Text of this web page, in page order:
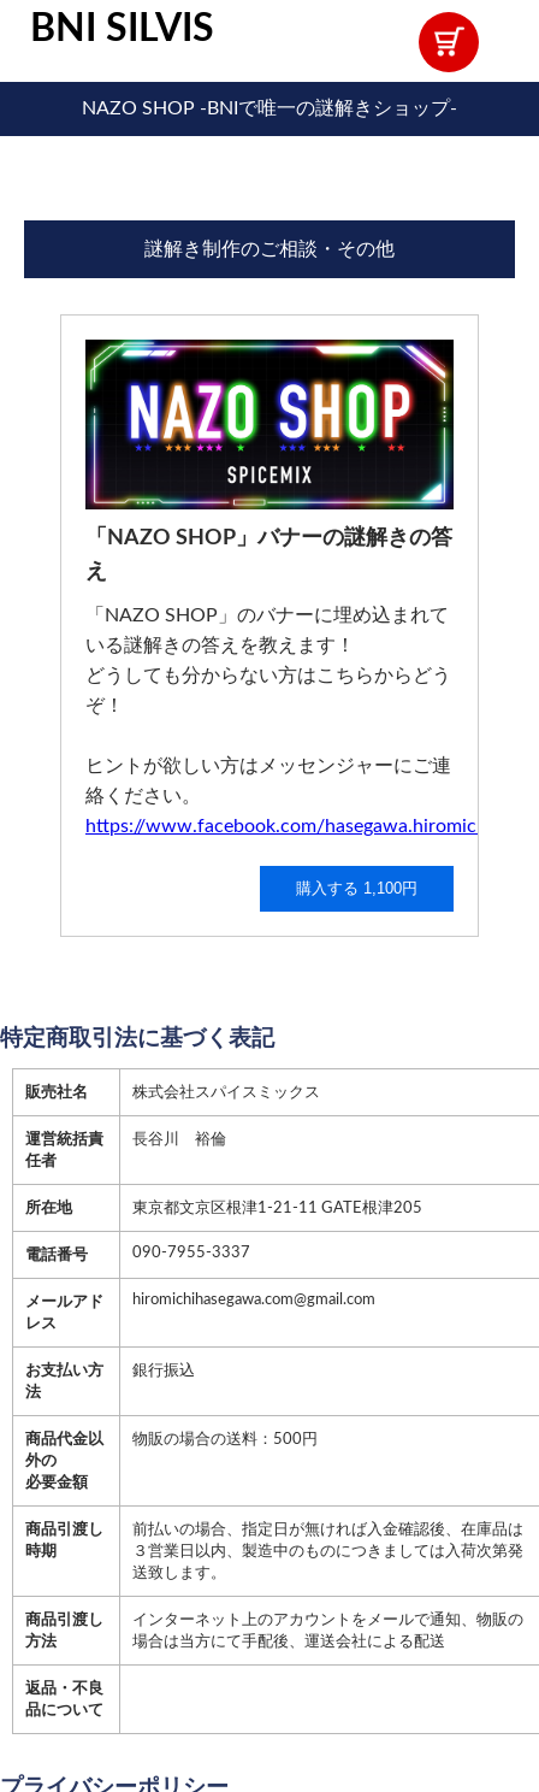
BNI SILVIS
NAZO SHOP -BNIで唯一の謎解きショップ-
謎解き制作のご相談・その他
「NAZO SHOP」バナーの謎解きの答
え
「NAZO SHOP」のバナーに埋め込まれて
いる謎解きの答えを教えます！
どうしても分からない方はこちらからどう
ぞ！
ヒントが欲しい方はメッセンジャーにご連
絡ください。
https://www.facebook.com/hasegawa.hiromichi
購入する 1,100円
特定商取引法に基づく表記
販売社名 株式会社スパイスミックス
運営統括責
任者
長谷川 裕倫
所在地 東京都文京区根津1-21-11 GATE根津205
電話番号 090-7955-3337
メールアド
レス
hiromichihasegawa.com@gmail.com
お支払い方
法
銀行振込
商品代金以
外の
必要金額
物販の場合の送料：500円
商品引渡し
時期
前払いの場合、指定日が無ければ入金確認後、在庫品は
３営業日以内、製造中のものにつきましては入荷次第発
送致します。
商品引渡し
方法
インターネット上のアカウントをメールで通知、物販の
場合は当方にて手配後、運送会社による配送
返品・不良
品について